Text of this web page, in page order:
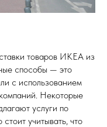
товаров ИКЕА из
способы — это
с использованием
Некоторые
услуги по
учитывать, что